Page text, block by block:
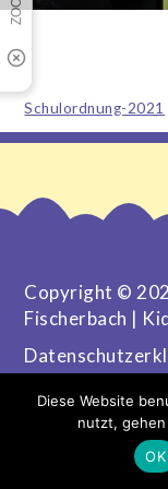
Schulordnung-2021
Copyright ©
Fischerbach |
Diese Website
nutzt,
OK